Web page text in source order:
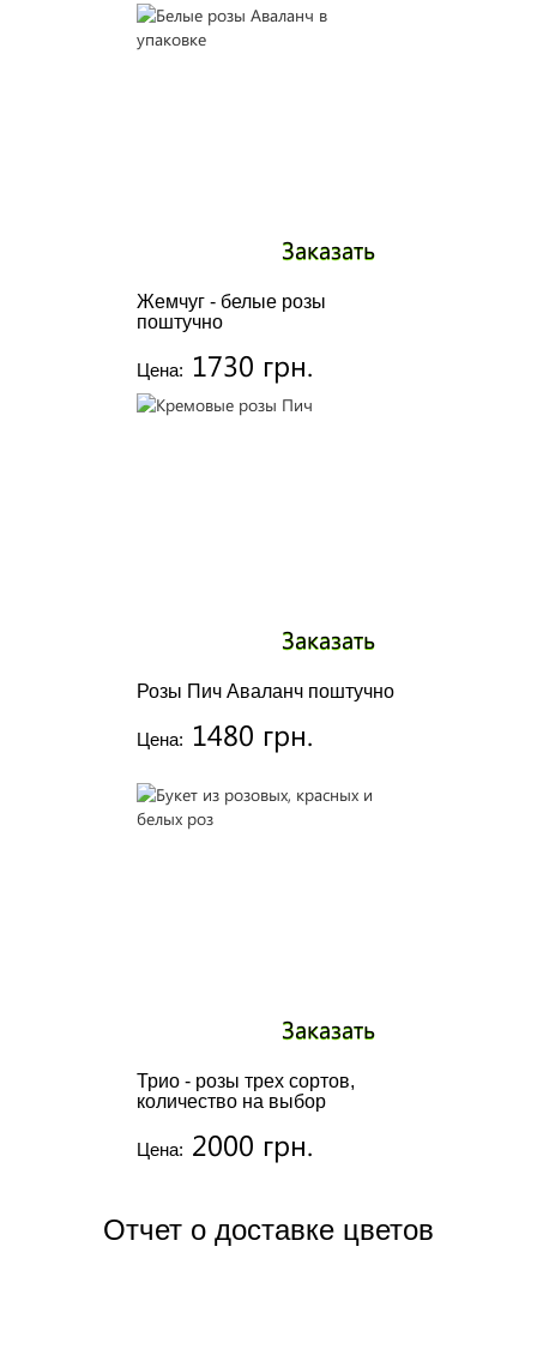
Жемчуг - белые розы
поштучно
Цена: 1730 грн.
Заказать
Розы Пич Аваланч поштучно
Цена: 1480 грн.
Заказать
Трио - розы трех сортов,
количество на выбор
Цена: 2000 грн.
Заказать
Отчет о доставке цветов